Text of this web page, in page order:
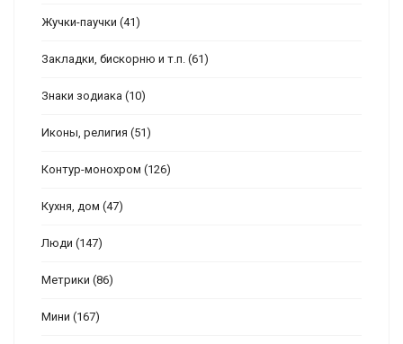
Жучки-паучки (41)
Закладки, бискорню и т.п. (61)
Знаки зодиака (10)
Иконы, религия (51)
Контур-монохром (126)
Кухня, дом (47)
Люди (147)
Метрики (86)
Мини (167)